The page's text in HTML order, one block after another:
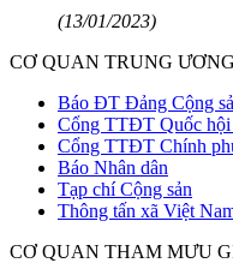
(13/01/2023)
CƠ QUAN TRUNG ƯƠNG
Báo ĐT Đảng Cộng
Cổng TTĐT Quốc
Cổng TTĐT Chính
Báo Nhân dân
Tạp chí Cộng sản
Thông tấn xã Việt
CƠ QUAN THAM MƯU